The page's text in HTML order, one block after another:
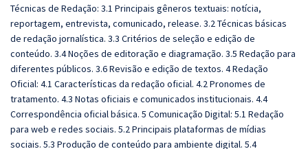
Técnicas de Redação: 3.1 Principais gêneros textuais: notícia,
reportagem, entrevista, comunicado, release. 3.2 Técnicas básicas
de redação jornalística. 3.3 Critérios de seleção e edição de
conteúdo. 3.4 Noções de editoração e diagramação. 3.5 Redação para
diferentes públicos. 3.6 Revisão e edição de textos. 4 Redação
Oficial: 4.1 Características da redação oficial. 4.2 Pronomes de
tratamento. 4.3 Notas oficiais e comunicados institucionais. 4.4
Correspondência oficial básica. 5 Comunicação Digital: 5.1 Redação
para web e redes sociais. 5.2 Principais plataformas de mídias
sociais. 5.3 Produção de conteúdo para ambiente digital. 5.4